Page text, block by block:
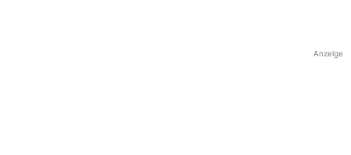
Anzeige